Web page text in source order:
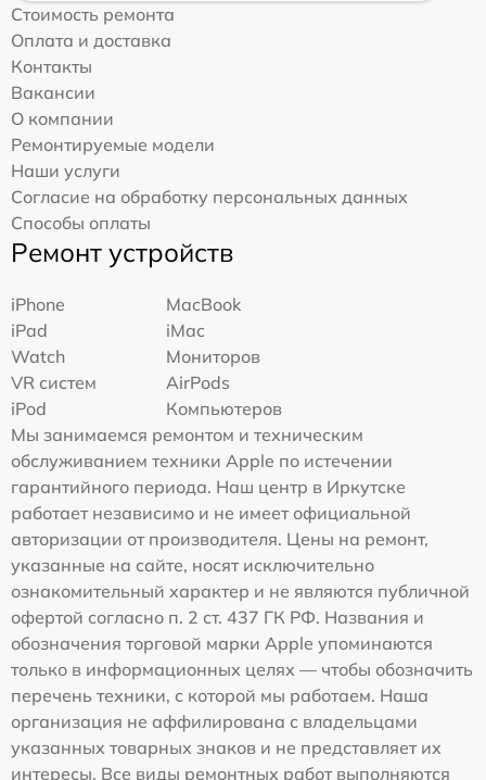
Стоимость ремонта
Оплата и доставка
Контакты
Вакансии
О компании
Ремонтируемые модели
Наши услуги
Согласие на обработку персональных данных
Способы оплаты
Ремонт устройств
iPhone
MacBook
iPad
iMac
Watch
Мониторов
VR систем
AirPods
iPod
Компьютеров
Мы занимаемся ремонтом и техническим
обслуживанием техники Apple по истечении
гарантийного периода. Наш центр в Иркутске
работает независимо и не имеет официальной
авторизации от производителя. Цены на ремонт,
указанные на сайте, носят исключительно
ознакомительный характер и не являются публичной
офертой согласно п. 2 ст. 437 ГК РФ. Названия и
обозначения торговой марки Apple упоминаются
только в информационных целях — чтобы обозначить
перечень техники, с которой мы работаем. Наша
организация не аффилирована с владельцами
указанных товарных знаков и не представляет их
интересы. Все виды ремонтных работ выполняются